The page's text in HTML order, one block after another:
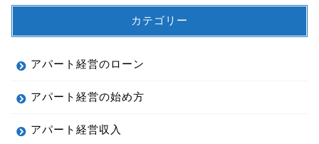
カテゴリー
アパート経営のローン
アパート経営の始め方
アパート経営収入